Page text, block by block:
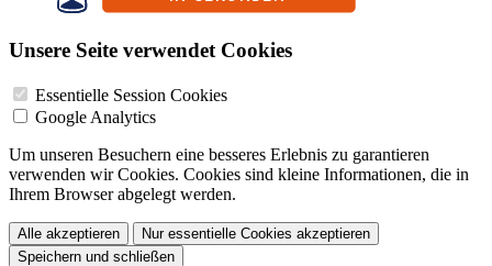
Unsere Seite verwendet Cookies
Essentielle Session Cookies
Google Analytics
Um unseren Besuchern eine besseres Erlebnis zu garantieren
verwenden wir Cookies. Cookies sind kleine Informationen, die in
Ihrem Browser abgelegt werden.
Alle akzeptieren
Nur essentielle Cookies akzeptieren
Speichern und schließen